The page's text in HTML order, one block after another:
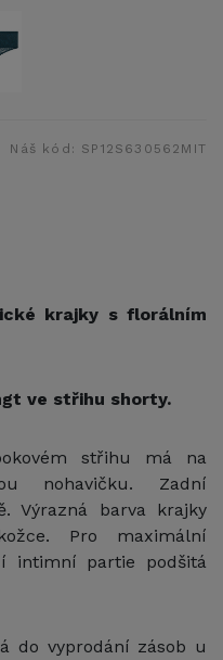
Náš kód: SP12S630562MIT
krajky s florálním
ve střihu shorty.
střihu má na
nohavičku. Zadní
Výrazná barva krajky
Pro maximální
intimní partie podšitá
do vyprodání zásob u